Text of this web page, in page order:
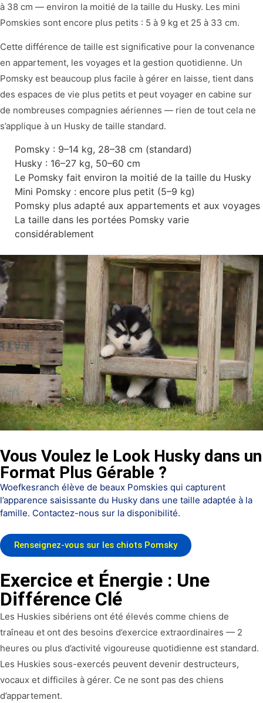
à 38 cm — environ la moitié de la taille du Husky. Les mini
Pomskies sont encore plus petits : 5 à 9 kg et 25 à 33 cm.
Cette différence de taille est significative pour la convenance
en appartement, les voyages et la gestion quotidienne. Un
Pomsky est beaucoup plus facile à gérer en laisse, tient dans
des espaces de vie plus petits et peut voyager en cabine sur
de nombreuses compagnies aériennes — rien de tout cela ne
s’applique à un Husky de taille standard.
Pomsky : 9–14 kg, 28–38 cm (standard)
Husky : 16–27 kg, 50–60 cm
Le Pomsky fait environ la moitié de la taille du Husky
Mini Pomsky : encore plus petit (5–9 kg)
Pomsky plus adapté aux appartements et aux voyages
La taille dans les portées Pomsky varie
considérablement
Vous Voulez le Look Husky dans un
Format Plus Gérable ?
Woefkesranch élève de beaux Pomskies qui capturent
l’apparence saisissante du Husky dans une taille adaptée à la
famille. Contactez-nous sur la disponibilité.
Renseignez-vous sur les chiots Pomsky
Exercice et Énergie : Une
Différence Clé
Les Huskies sibériens ont été élevés comme chiens de
traîneau et ont des besoins d’exercice extraordinaires — 2
heures ou plus d’activité vigoureuse quotidienne est standard.
Les Huskies sous-exercés peuvent devenir destructeurs,
vocaux et difficiles à gérer. Ce ne sont pas des chiens
d’appartement.